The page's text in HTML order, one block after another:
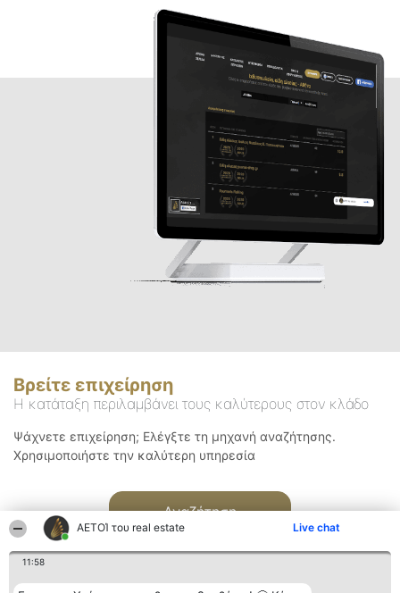
ΑΕΤΟΊ του real estate Live chat
11:58
Βρείτε επιχείρηση
Η κατάταξη περιλαμβάνει τους καλύτερους στον κλάδο
Ψάχνετε επιχείρηση; Ελέγξτε τη μηχανή αναζήτησης.
Χρησιμοποιήστε την καλύτερη υπηρεσία
Αναζήτηση